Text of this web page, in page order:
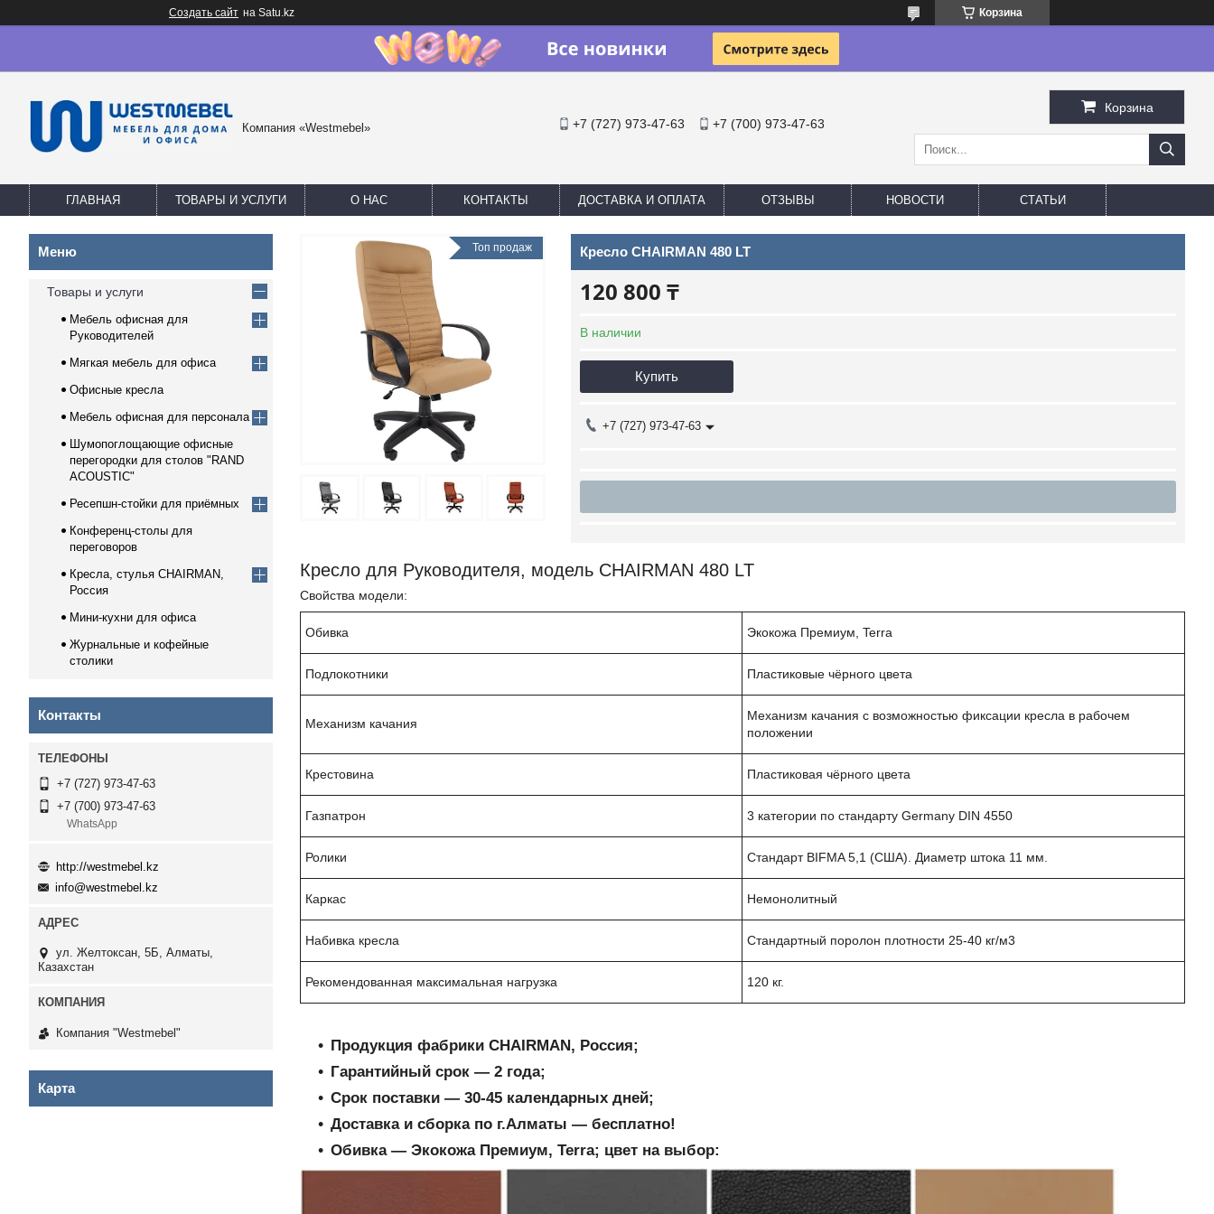
Создать сайт на Satu.kz Корзина
Компания «Westmebel» +7 (727) 973-47-63 +7 (700) 973-47-63
Корзина
ГЛАВНАЯ ТОВАРЫ И УСЛУГИ О НАС КОНТАКТЫ ДОСТАВКА И ОПЛАТА ОТЗЫВЫ НОВОСТИ СТАТЬИ
Топ продаж Кресло CHAIRMAN 480 LT
120 800 ₸
В наличии
Купить
+7 (727) 973-47-63
Кресло для Руководителя, модель CHAIRMAN 480 LT
Свойства модели:
Обивка Экокожа Премиум, Terra
Подлокотники Пластиковые чёрного цвета
Механизм качания
Механизм качания с возможностью фиксации кресла в рабочем
положении
Крестовина Пластиковая чёрного цвета
Газпатрон 3 категории по стандарту Germany DIN 4550
Ролики Стандарт BIFMA 5,1 (США). Диаметр штока 11 мм.
Каркас Немонолитный
Набивка кресла Стандартный поролон плотности 25-40 кг/м3
Рекомендованная максимальная нагрузка 120 кг.
Продукция фабрики CHAIRMAN, Россия;
Гарантийный срок ― 2 года;
Срок поставки ― 30-45 календарных дней;
Доставка и сборка по г.Алматы ― бесплатно!
Обивка ― Экокожа Премиум, Terra; цвет на выбор:
Товары и услуги
Мебель офисная для
Руководителей
Мягкая мебель для офиса
Офисные кресла
Мебель офисная для персонала
Шумопоглощающие офисные
перегородки для столов "RAND
ACOUSTIC"
Ресепшн-стойки для приёмных
Конференц-столы для
переговоров
Кресла, стулья CHAIRMAN,
Россия
Мини-кухни для офиса
Журнальные и кофейные
столики
Контакты
+7 (727) 973-47-63
+7 (700) 973-47-63
WhatsApp
http://westmebel.kz
info@westmebel.kz
ул. Желтоксан, 5Б, Алматы,
Казахстан
Компания "Westmebel"
Карта